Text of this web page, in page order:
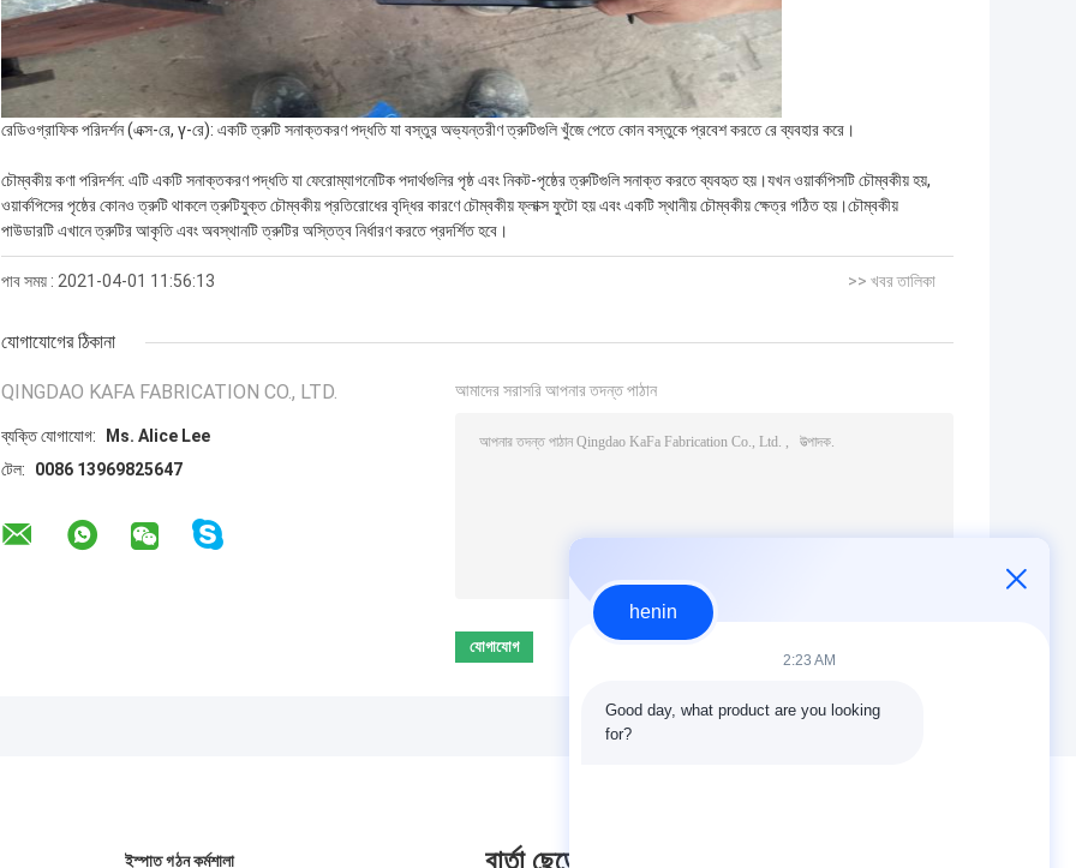
রেডিওগ্রাফিক পরিদর্শন (এক্স-রে, γ-রে): একটি ত্রুটি সনাক্তকরণ পদ্ধতি যা বস্তুর অভ্যন্তরীণ ত্রুটিগুলি খুঁজে পেতে কোন বস্তুকে প্রবেশ করতে রে ব্যবহার করে।
চৌম্বকীয় কণা পরিদর্শন: এটি একটি সনাক্তকরণ পদ্ধতি যা ফেরোম্যাগনেটিক পদার্থগুলির পৃষ্ঠ এবং নিকট-পৃষ্ঠের ত্রুটিগুলি সনাক্ত করতে ব্যবহৃত হয়।যখন ওয়ার্কপিসটি চৌম্বকীয় হয়,
ওয়ার্কপিসের পৃষ্ঠের কোনও ত্রুটি থাকলে ত্রুটিযুক্ত চৌম্বকীয় প্রতিরোধের বৃদ্ধির কারণে চৌম্বকীয় ফ্লাক্স ফুটো হয় এবং একটি স্থানীয় চৌম্বকীয় ক্ষেত্র গঠিত হয়।চৌম্বকীয়
পাউডারটি এখানে ত্রুটির আকৃতি এবং অবস্থানটি ত্রুটির অস্তিত্ব নির্ধারণ করতে প্রদর্শিত হবে।
পাব সময় : 2021-04-01 11:56:13 >> খবর তালিকা
যোগাযোগের ঠিকানা
QINGDAO KAFA FABRICATION CO., LTD.
ব্যক্তি যোগাযোগ:
Ms. Alice Lee
টেল:
0086 13969825647
আমাদের সরাসরি আপনার তদন্ত পাঠান
ইস্পাত গঠন কর্মশালা বার্তা ছেড়ে
henin
2:23 AM
Good day, what product are you looking
for?